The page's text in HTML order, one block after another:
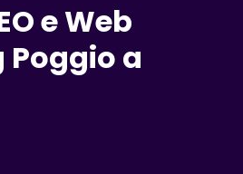
e Web
a